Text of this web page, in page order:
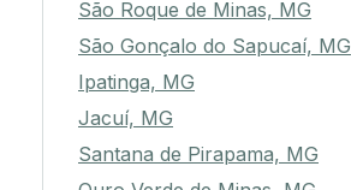
São Roque de Minas, MG
São Gonçalo do Sapucaí, MG
Ipatinga, MG
Jacuí, MG
Santana de Pirapama, MG